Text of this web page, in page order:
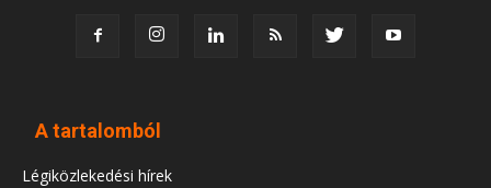
A tartalomból
Légiközlekedési hírek